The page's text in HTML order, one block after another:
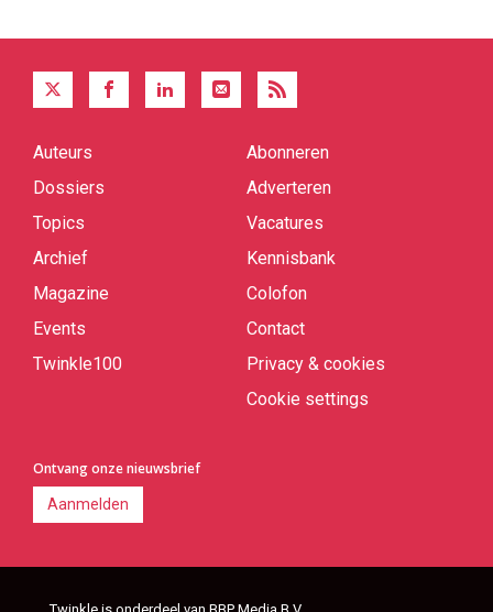
Quick
Auteurs
Dossiers
Topics
Archief
Magazine
Events
Twinkle100
Abonneren
Adverteren
Vacatures
Kennisbank
Colofon
Contact
Privacy & cookies
Cookie settings
Ontvang onze nieuwsbrief
Aanmelden